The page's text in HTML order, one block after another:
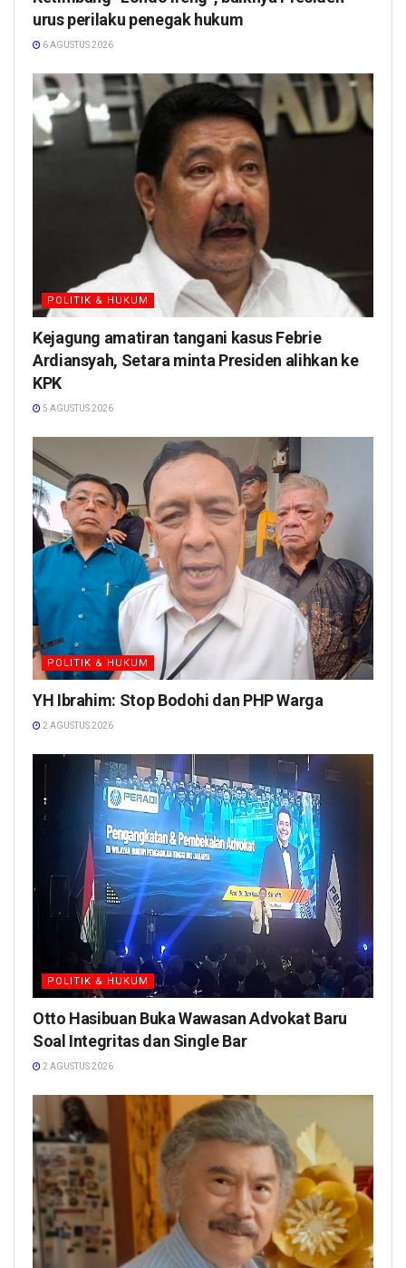
urus perilaku penegak hukum
6 AGUSTUS 2026
POLITIK & HUKUM
Kejagung amatiran tangani kasus Febrie
Ardiansyah, Setara minta Presiden alihkan ke
KPK
5 AGUSTUS 2026
POLITIK & HUKUM
YH Ibrahim: Stop Bodohi dan PHP Warga
2 AGUSTUS 2026
POLITIK & HUKUM
Otto Hasibuan Buka Wawasan Advokat Baru
Soal Integritas dan Single Bar
2 AGUSTUS 2026